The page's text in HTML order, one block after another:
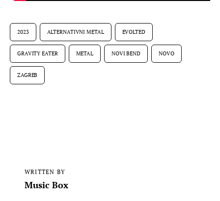
2023 ALTERNATIVNI METAL EVOLTED
GRAVITY EATER METAL NOVI BEND NOVO
ZAGREB
WRITTEN BY
Music Box